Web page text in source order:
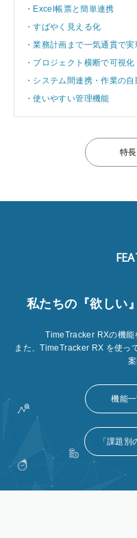
・Excel帳票と簡単連携
・すばやく見える化
・業務計画まで一気通貫で実
・プロジェクト横断で可視化
・システム間連携・作業の
・使いやすい管理機能
特
私たちの『欲しい
TimeTracker RXの機能
また、TimeTracker RX を使っ
機能
「課題